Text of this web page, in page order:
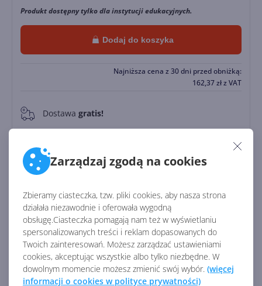
Zarządzaj zgodą na cookies
Zbieramy ciasteczka, tzw. pliki cookies, aby nasza strona
działała niezawodnie i oferowała wygodną
obsługę.Ciasteczka pomagają nam też w wyświetlaniu
spersonalizowanych treści i reklam dopasowanych do
Twoich zainteresowań. Możesz zarządzać ustawieniami
cookies, akceptując wszystkie albo tylko niezbędne. W
dowolnym momencie możesz zmienić swój wybór. (więcej
informacji o cookies w polityce prywatności)
Produkt dostępny tylko dla instytucji edukacyjnych.
Dodaj do koszyka
Najniższa cena z 30 dni przed obniżką:
162,37złz VAT
0 Dostawa gratis!
Zapłać później
Do
Identyfikator:45716
Kod producenta:CFQ7TTC0TDL7
Zobacz porównanie z innymi pakietami